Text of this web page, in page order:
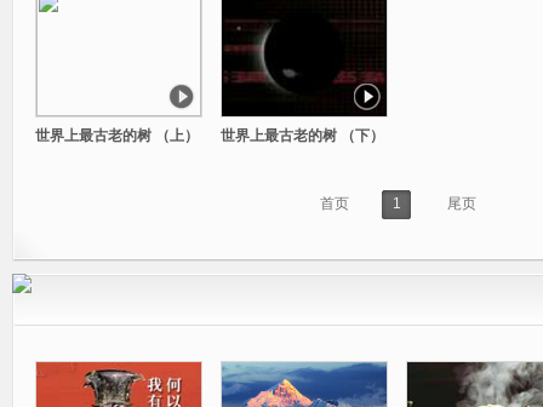
世界上最古老的树 （上） 世界上最古老的树 （下）
首页 1 尾页